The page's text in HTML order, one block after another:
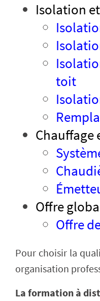
Isolation
toit
Chauffage
Offre
Offre
Pour choisir la
organisation
La formation à